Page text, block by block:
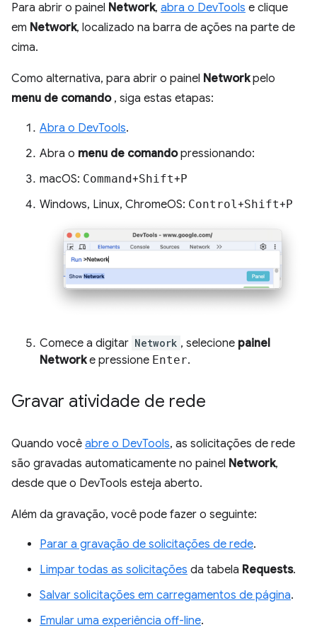
Para abrir o painel Network, abra o DevTools e clique
em Network, localizado na barra de ações na parte de
cima.
Como alternativa, para abrir o painel Networkpelo
menu de comando, siga estas etapas:
Abra o DevTools.
Abra o menu de comandopressionando:
macOS: Command+Shift+P
Windows, Linux, ChromeOS: Control+Shift+P
Comece a digitar Network , selecione painel
Networke pressione Enter.
Gravar atividade de rede
Quando você abre o DevTools, as solicitações de rede
são gravadas automaticamente no painel Network,
desde que o DevTools esteja aberto.
Além da gravação, você pode fazer o seguinte:
Parar a gravação de solicitações de rede.
Limpar todas as solicitações da tabela Requests.
Salvar solicitações em carregamentos de página.
Emular uma experiência off-line.